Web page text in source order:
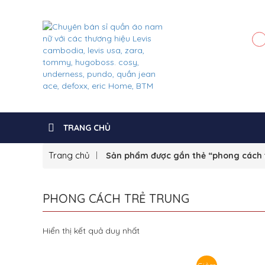
TRANG CHỦ
Trang chủ Sản phẩm được gắn thẻ “phong
PHONG CÁCH TRẺ TRUNG
Hiển thị kết quả duy nhất